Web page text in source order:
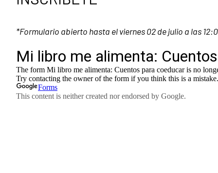
*Formulario abierto hasta el viernes 02 de julio a las